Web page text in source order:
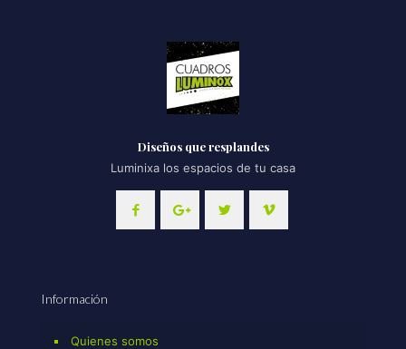
Diseños que resplandes
Luminixa los espacios de tu casa
Información
Quienes somos